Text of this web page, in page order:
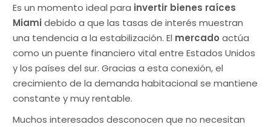
Es un momento ideal para invertir bienes raíces
Miamidebido a que las tasas de interés muestran
una tendencia a la estabilización. El mercado actúa
como un puente financiero vital entre Estados Unidos
y los países del sur. Gracias a esta conexión, el
crecimiento de la demanda habitacional se mantiene
constante y muy rentable.
Muchos interesados desconocen que no necesitan